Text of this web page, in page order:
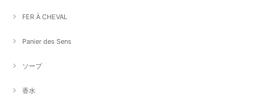
FER À CHEVAL
Panier des Sens
ソープ
香水